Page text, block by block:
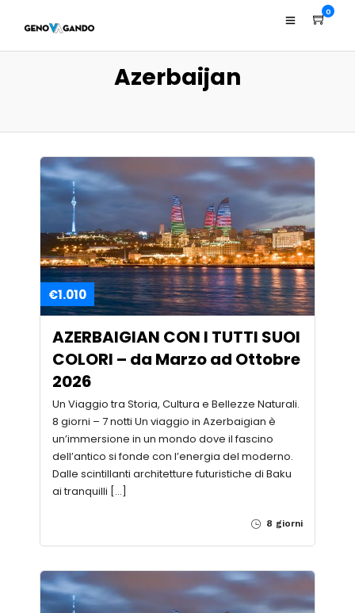
0
Azerbaijan
€1.010
AZERBAIGIAN CON I TUTTI SUOI
COLORI – da Marzo ad Ottobre
2026
Un Viaggio tra Storia, Cultura e Bellezze Naturali.
8 giorni – 7 notti Un viaggio in Azerbaigian è
un’immersione in un mondo dove il fascino
dell’antico si fonde con l’energia del moderno.
Dalle scintillanti architetture futuristiche di Baku
ai tranquilli […]
8 giorni